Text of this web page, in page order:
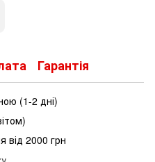
Гарантія
(1-2 дні)
від 2000 грн